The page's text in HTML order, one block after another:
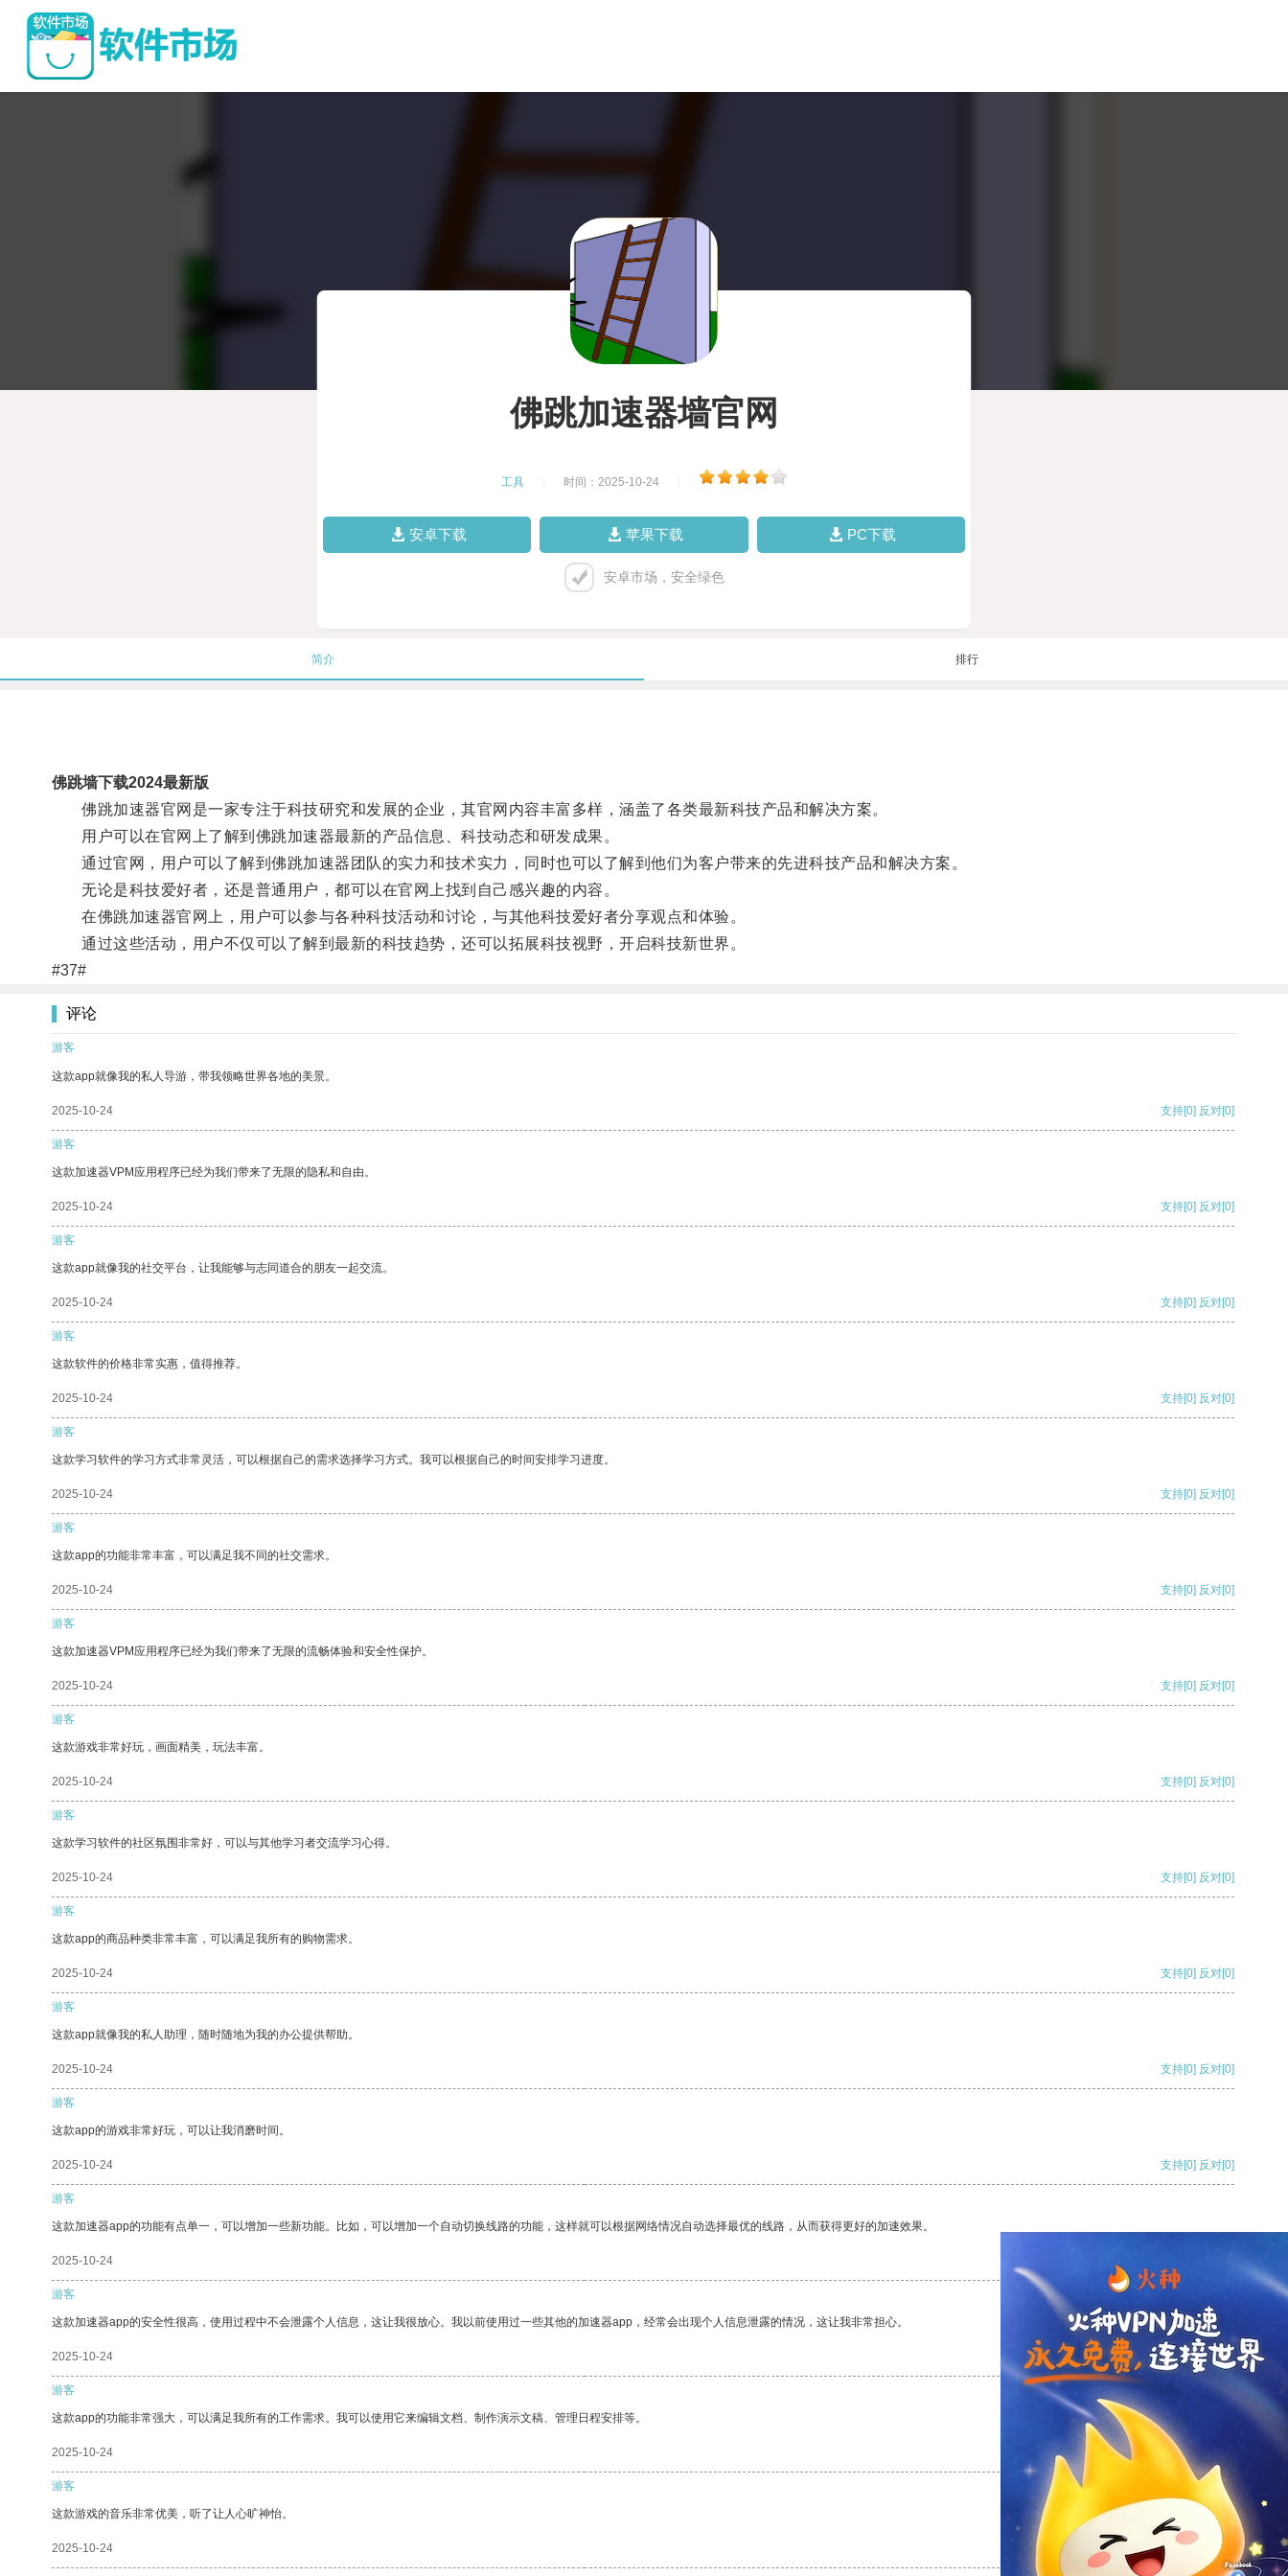
佛跳加速器墙官网
工具 时间：2025-10-24
安卓下载 苹果下载 PC下载
安卓市场，安全绿色
简介 排行
佛跳墙下载2024最新版
佛跳加速器官网是一家专注于科技研究和发展的企业，其官网内容丰富多样，涵盖了各类最新科技产品和解决方案。
用户可以在官网上了解到佛跳加速器最新的产品信息、科技动态和研发成果。
通过官网，用户可以了解到佛跳加速器团队的实力和技术实力，同时也可以了解到他们为客户带来的先进科技产品和解决方案。
无论是科技爱好者，还是普通用户，都可以在官网上找到自己感兴趣的内容。
在佛跳加速器官网上，用户可以参与各种科技活动和讨论，与其他科技爱好者分享观点和体验。
通过这些活动，用户不仅可以了解到最新的科技趋势，还可以拓展科技视野，开启科技新世界。
#37#
评论
游客
这款app就像我的私人导游，带我领略世界各地的美景。
2025-10-24 支持[0] 反对[0]
游客
这款加速器VPM应用程序已经为我们带来了无限的隐私和自由。
2025-10-24 支持[0] 反对[0]
游客
这款app就像我的社交平台，让我能够与志同道合的朋友一起交流。
2025-10-24 支持[0] 反对[0]
游客
这款软件的价格非常实惠，值得推荐。
2025-10-24 支持[0] 反对[0]
游客
这款学习软件的学习方式非常灵活，可以根据自己的需求选择学习方式。我可以根据自己的时间安排学习进度。
2025-10-24 支持[0] 反对[0]
游客
这款app的功能非常丰富，可以满足我不同的社交需求。
2025-10-24 支持[0] 反对[0]
游客
这款加速器VPM应用程序已经为我们带来了无限的流畅体验和安全性保护。
2025-10-24 支持[0] 反对[0]
游客
这款游戏非常好玩，画面精美，玩法丰富。
2025-10-24 支持[0] 反对[0]
游客
这款学习软件的社区氛围非常好，可以与其他学习者交流学习心得。
2025-10-24 支持[0] 反对[0]
游客
这款app的商品种类非常丰富，可以满足我所有的购物需求。
2025-10-24 支持[0] 反对[0]
游客
这款app就像我的私人助理，随时随地为我的办公提供帮助。
2025-10-24 支持[0] 反对[0]
游客
这款app的游戏非常好玩，可以让我消磨时间。
2025-10-24 支持[0] 反对[0]
游客
这款加速器app的功能有点单一，可以增加一些新功能。比如，可以增加一个自动切换线路的功能，这样就可以根据网络情况自动选择最优的线路，从而获得更好的加速效果。
2025-10-24
游客
这款加速器app的安全性很高，使用过程中不会泄露个人信息，这让我很放心。我以前使用过一些其他的加速器app，经常会出现个人信息泄露的情况，这让我非常担心。
2025-10-24 支持 [0] 反对[0]
游客
这款app的功能非常强大，可以满足我所有的工作需求。我可以使用它来编辑文档、制作演示文稿、管理日程安排等。
2025-10-24 支持[0] 反对
游客
这款游戏的音乐非常优美，听了让人心旷神怡。
2025-10-24 支持[0] 反对[0]